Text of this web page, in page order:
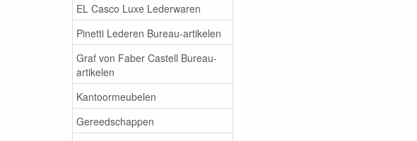
EL Casco Luxe Lederwaren
Pinetti Lederen Bureau-artikelen
Graf von Faber Castell Bureau-
artikelen
Kantoormeubelen
Gereedschappen